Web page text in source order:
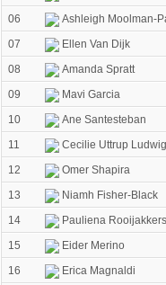
06
Ashleigh Moolman-
07
Ellen Van Dijk
08
Amanda Spratt
09
Mavi Garcia
10
Ane Santesteban
11
Cecilie Uttrup Ludwig
12
Omer Shapira
13
Niamh Fisher-Black
14
Pauliena Rooijakkers
15
Eider Merino
16
Erica Magnaldi